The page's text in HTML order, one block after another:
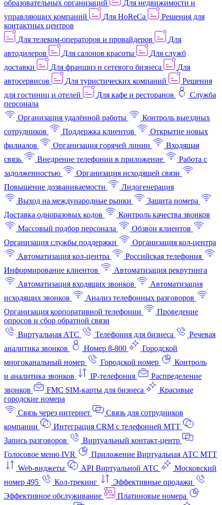
образовательных организаций
Для недвижимости и
управляющих компаний
Для HoReCa
Решения для
контактных центров
Для телеком-операторов и провайдеров
Для
автодилеров
Для салонов красоты
Для служб
доставки
Для франшиз и сетевого бизнеса
Для
автосервисов
Для туристических компаний
Решения
для гостиниц и отелей
Для кафе и ресторанов
Служба
персонала
Организация удалённой работы
Контроль выездных
сотрудников
Поддержка клиентов
Открытие новых
филиалов
Организация горячей линии
Входящая
связь
Внедрение телефонии в приложение
Работа с
задолженностью
Организация исходящей связи
Повышение дозваниваемости
Лидогенерация
Выход на международные рынки
Защита номера
Доставка одноразовых кодов
Контроль качества звонков
Массовый подбор персонала
Обзвон клиентов
Организация службы поддержки
Организация кол-центра
Автоматизация кол-центра
Российская телефония
Информирование клиентов
Автоматизация рекрутинга
Автоматизация входящих звонков
Автоматизация
исходящих звонков
Анализ телефонных разговоров
Организация корпоративной телефонии
Проведение
опросов и сбор обратной связи
Виртуальная АТС
Телефония для бизнеса
Речевая
аналитика звонков
Номер 8-800
Городской
многоканальный номер
Городской номер
Контроль
и аналитика звонков
IP-телефония
Распределение
звонков
FMC SIM-карты для бизнеса
Красивые
городские номера
Связь через интернет
Связь для сотрудников
компании
Интеграция CRM с телефонией МТТ
Запись разговоров
Виртуальный контакт‑центр
Голосовое меню IVR
Приложение Виртуальная АТС МТТ
Web-виджеты
API Виртуальной АТС
Московский
номер 495
Кол-трекинг
Эффективные продажи
Эффективное обслуживание
Платиновые номера